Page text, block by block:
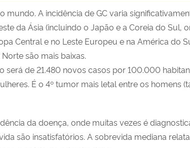
A incidência de GC varia
da Ásia (incluindo o Japão e a Coreia do Sul,
Central e no Leste Europeu e na América do
são mais baixas.
será de 21.480 novos casos por 100.000
É o 4º tumor mais letal entre os homens
da doença, onde muitas vezes é
são insatisfatórios. A sobrevida mediana